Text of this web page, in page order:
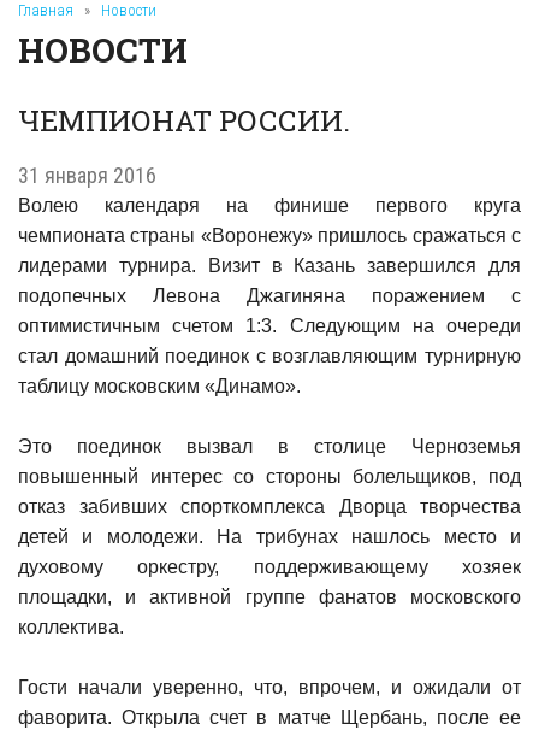
Главная » Новости
НОВОСТИ
ЧЕМПИОНАТ РОССИИ.
31 января 2016
Волею календаря на финише первого круга
чемпионата страны «Воронежу» пришлось сражаться с
лидерами турнира. Визит в Казань завершился для
подопечных Левона Джагиняна поражением с
оптимистичным счетом 1:3. Следующим на очереди
стал домашний поединок с возглавляющим турнирную
таблицу московским «Динамо».
Это поединок вызвал в столице Черноземья
повышенный интерес со стороны болельщиков, под
отказ забивших спорткомплекса Дворца творчества
детей и молодежи. На трибунах нашлось место и
духовому оркестру, поддерживающему хозяек
площадки, и активной группе фанатов московского
коллектива.
Гости начали уверенно, что, впрочем, и ожидали от
фаворита. Открыла счет в матче Щербань, после ее